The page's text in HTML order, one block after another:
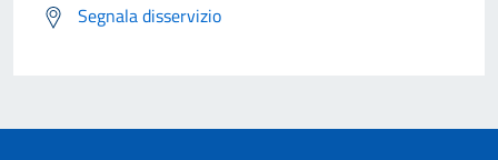
Segnala disservizio